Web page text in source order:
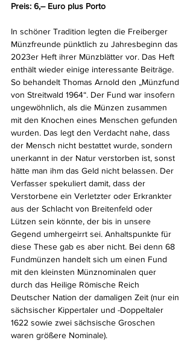
Preis: 6,– Euro plus Porto
In schöner Tradition legten die Freiberger
Münzfreunde pünktlich zu Jahresbeginn das
2023er Heft ihrer Münzblätter vor. Das Heft
enthält wieder einige interessante Beiträge.
So behandelt Thomas Arnold den „Münzfund
von Streitwald 1964“. Der Fund war insofern
ungewöhnlich, als die Münzen zusammen
mit den Knochen eines Menschen gefunden
wurden. Das legt den Verdacht nahe, dass
der Mensch nicht bestattet wurde, sondern
unerkannt in der Natur verstorben ist, sonst
hätte man ihm das Geld nicht belassen. Der
Verfasser spekuliert damit, dass der
Verstorbene ein Verletzter oder Erkrankter
aus der Schlacht von Breitenfeld oder
Lützen sein könnte, der bis in unsere
Gegend umhergeirrt sei. Anhaltspunkte für
diese These gab es aber nicht. Bei denn 68
Fundmünzen handelt sich um einen Fund
mit den kleinsten Münznominalen quer
durch das Heilige Römische Reich
Deutscher Nation der damaligen Zeit (nur ein
sächsischer Kippertaler und -Doppeltaler
1622 sowie zwei sächsische Groschen
waren größere Nominale).